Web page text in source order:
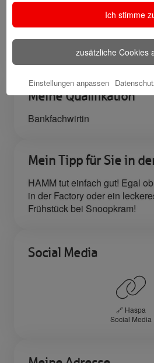
Meine Qualifikation
Bankfachwirtin
Mein Tipp für Sie in
HAMM tut einfach gut! Egal
in der Factory oder ein
Frühstück bei Snoopkram!
Social Media
🔗 Haspa
Social Media
Ich stimme
zusätzliche Cookies
Einstellungen anpassen